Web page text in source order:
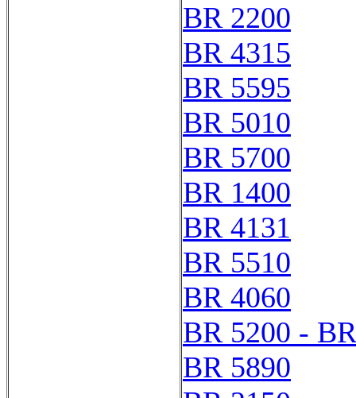
BR 2200
BR 4315
BR 5595
BR 5010
BR 5700
BR 1400
BR 4131
BR 5510
BR 4060
BR 5200 -
BR 5890